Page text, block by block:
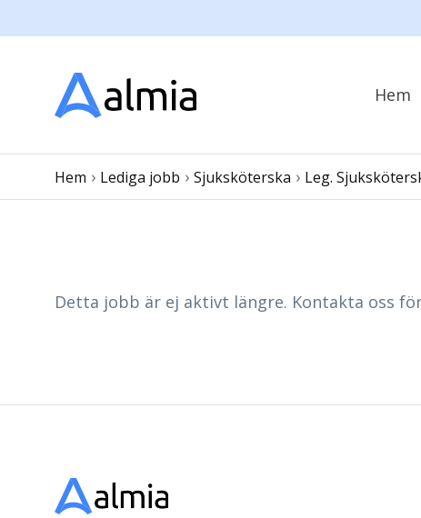
Hem
Hem › Lediga jobb › Sjuksköterska › Leg.
Detta jobb är ej aktivt längre. Kontakta oss